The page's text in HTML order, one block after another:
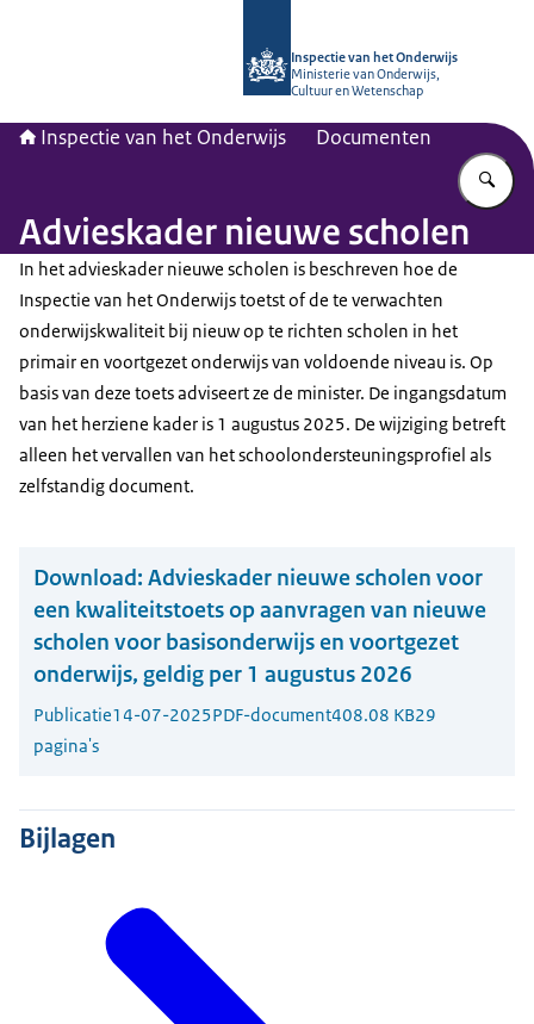
Inspectie van het Onderwijs
Ministerie van Onderwijs,
Cultuur en Wetenschap
Inspectie van het Onderwijs Documenten
Advieskader nieuwe scholen
In het advieskader nieuwe scholen is beschreven hoe de
Inspectie van het Onderwijs toetst of de te verwachten
onderwijskwaliteit bij nieuw op te richten scholen in het
primair en voortgezet onderwijs van voldoende niveau is. Op
basis van deze toets adviseert ze de minister. De ingangsdatum
van het herziene kader is 1 augustus 2025. De wijziging betreft
alleen het vervallen van het schoolondersteuningsprofiel als
zelfstandig document.
Download: Advieskader nieuwe scholen voor
een kwaliteitstoets op aanvragen van nieuwe
scholen voor basisonderwijs en voortgezet
onderwijs, geldig per 1 augustus 2026
Publicatie14-07-2025PDF-document408.08 KB29
pagina's
Bijlagen